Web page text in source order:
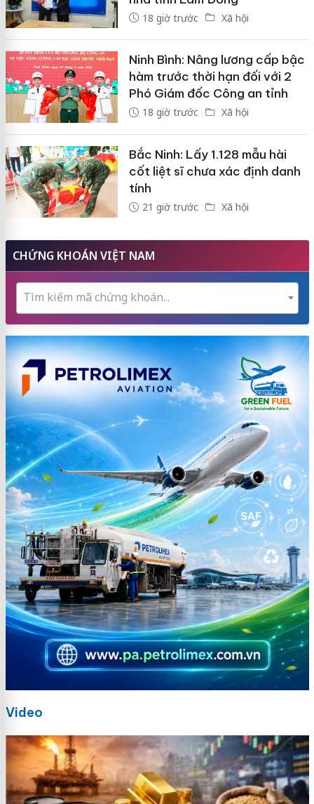
18 giờ trước Xã hội
Ninh Bình: Nâng lương cấp bậc
hàm trước thời hạn đối với 2
Phó Giám đốc Công an tỉnh
18 giờ trước Xã hội
Bắc Ninh: Lấy 1.128 mẫu hài
cốt liệt sĩ chưa xác định danh
tính
21 giờ trước Xã hội
CHỨNG KHOÁN VIỆT NAM
Tìm kiếm mã chứng khoán...
Video